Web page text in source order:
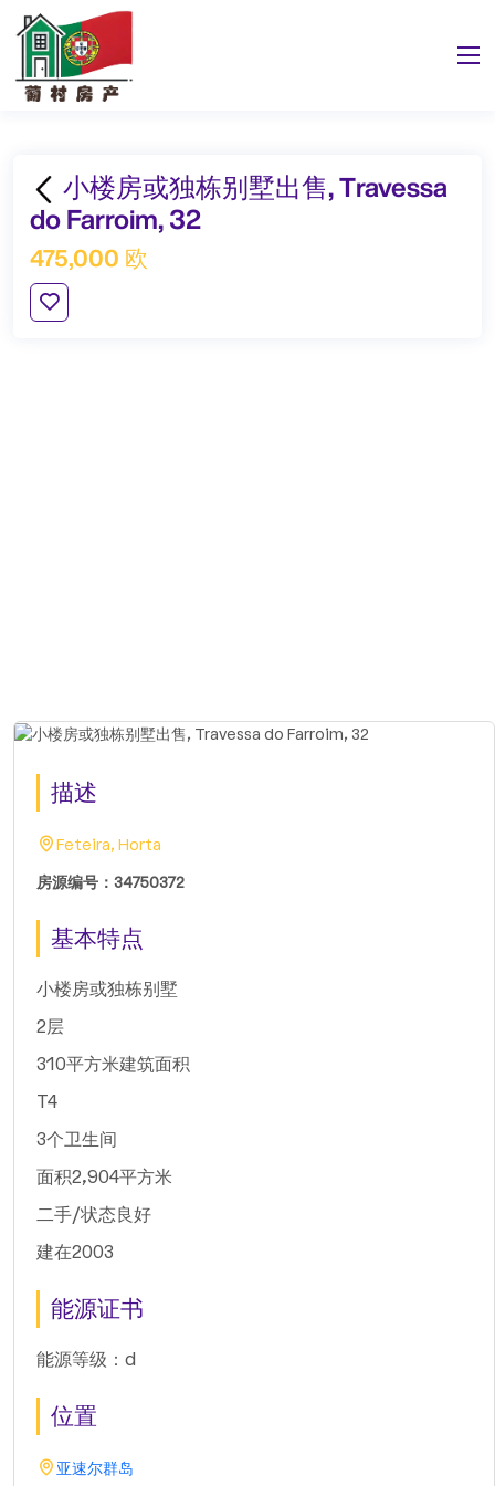
小楼房或独栋别墅出售, Travessa
do Farroim, 32
475,000 欧
描述
Feteira, Horta
房源编号：34750372
基本特点
小楼房或独栋别墅
2层
310平方米建筑面积
T4
3个卫生间
面积2,904平方米
二手/状态良好
建在2003
能源证书
能源等级：d
位置
亚速尔群岛